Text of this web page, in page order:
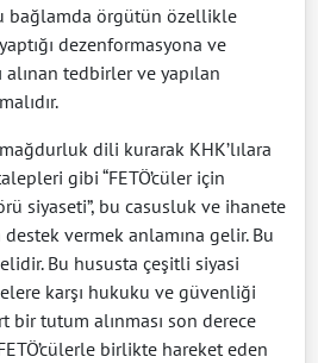
bağlamda örgütün özellikle
dezenformasyona ve
tedbirler ve yapılan
dili kurarak KHK’lılara
gibi “FETÖ’cüler için
siyaseti”, bu casusluk ve ihanete
vermek anlamına gelir. Bu
Bu hususta çeşitli siyasi
karşı hukuku ve güvenliği
bir tutum alınması son derece
birlikte hareket eden